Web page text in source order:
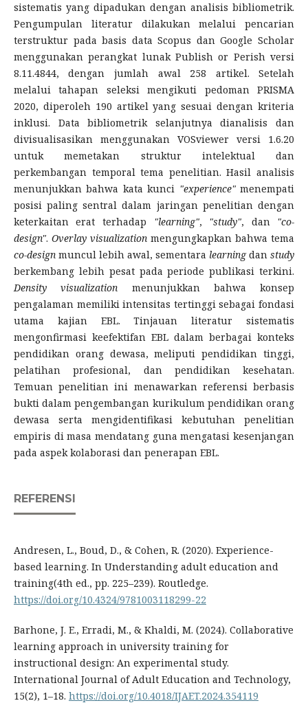
sistematis yang dipadukan dengan analisis bibliometrik.
Pengumpulan literatur dilakukan melalui pencarian
terstruktur pada basis data Scopus dan Google Scholar
menggunakan perangkat lunak Publish or Perish versi
8.11.4844, dengan jumlah awal 258 artikel. Setelah
melalui tahapan seleksi mengikuti pedoman PRISMA
2020, diperoleh 190 artikel yang sesuai dengan kriteria
inklusi. Data bibliometrik selanjutnya dianalisis dan
divisualisasikan menggunakan VOSviewer versi 1.6.20
untuk memetakan struktur intelektual dan
perkembangan temporal tema penelitian. Hasil analisis
menunjukkan bahwa kata kunci "experience"menempati
posisi paling sentral dalam jaringan penelitian dengan
keterkaitan erat terhadap "learning", "study", dan "co-
design". Overlay visualization mengungkapkan bahwa tema
co-designmuncul lebih awal, sementara learningdanstudy
berkembang lebih pesat pada periode publikasi terkini.
Density visualization menunjukkan bahwa konsep
pengalaman memiliki intensitas tertinggi sebagai fondasi
utama kajian EBL. Tinjauan literatur sistematis
mengonfirmasi keefektifan EBL dalam berbagai konteks
pendidikan orang dewasa, meliputi pendidikan tinggi,
pelatihan profesional, dan pendidikan kesehatan.
Temuan penelitian ini menawarkan referensi berbasis
bukti dalam pengembangan kurikulum pendidikan orang
dewasa serta mengidentifikasi kebutuhan penelitian
empiris di masa mendatang guna mengatasi kesenjangan
pada aspek kolaborasi dan penerapan EBL.
REFERENSI
Andresen, L., Boud, D., & Cohen, R. (2020). Experience-
based learning. In Understanding adult education and
training(4th ed., pp. 225–239). Routledge.
https://doi.org/10.4324/9781003118299-22
Barhone, J. E., Erradi, M., & Khaldi, M. (2024). Collaborative
learning approach in university training for
instructional design: An experimental study.
International Journal of Adult Education and Technology,
15(2), 1–18. https://doi.org/10.4018/IJAET.2024.354119